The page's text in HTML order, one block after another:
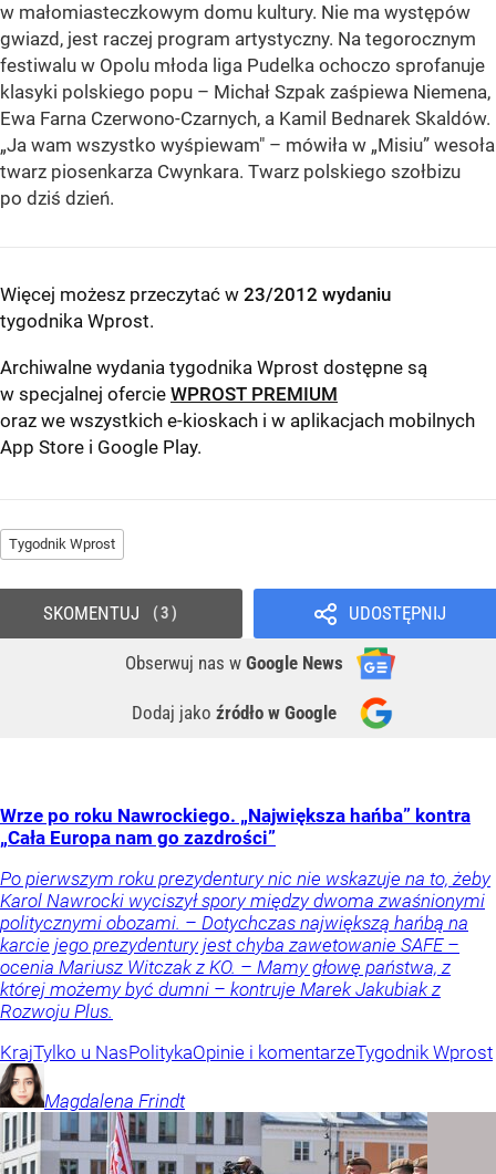
w małomiasteczkowym domu kultury. Nie ma występów
gwiazd, jest raczej program artystyczny. Na tegorocznym
festiwalu w Opolu młoda liga Pudelka ochoczo sprofanuje
klasyki polskiego popu – Michał Szpak zaśpiewa Niemena,
Ewa Farna Czerwono-Czarnych, a Kamil Bednarek Skaldów.
„Ja wam wszystko wyśpiewam" – mówiła w „Misiu” wesoła
twarz piosenkarza Cwynkara. Twarz polskiego szołbizu
po dziś dzień.
Więcej możesz przeczytać w 23/2012 wydaniu
tygodnika Wprost.
Archiwalne wydania tygodnika Wprost dostępne są
w specjalnej ofercie WPROST PREMIUM
oraz we wszystkich e-kioskach i w aplikacjach mobilnych
App Store i Google Play.
Tygodnik Wprost
UDOSTĘPNIJ
Obserwuj nas w Google News
Dodaj jako źródło w Google
SKOMENTUJ 3
Wrze po roku Nawrockiego. „Największa hańba” kontra
„Cała Europa nam go zazdrości”
Po pierwszym roku prezydentury nic nie wskazuje na to, żeby
Karol Nawrocki wyciszył spory między dwoma zwaśnionymi
politycznymi obozami. – Dotychczas największą hańbą na
karcie jego prezydentury jest chyba zawetowanie SAFE –
ocenia Mariusz Witczak z KO. – Mamy głowę państwa, z
której możemy być dumni – kontruje Marek Jakubiak z
Rozwoju Plus.
KrajTylko u NasPolitykaOpinie i komentarzeTygodnik Wprost
Magdalena Frindt